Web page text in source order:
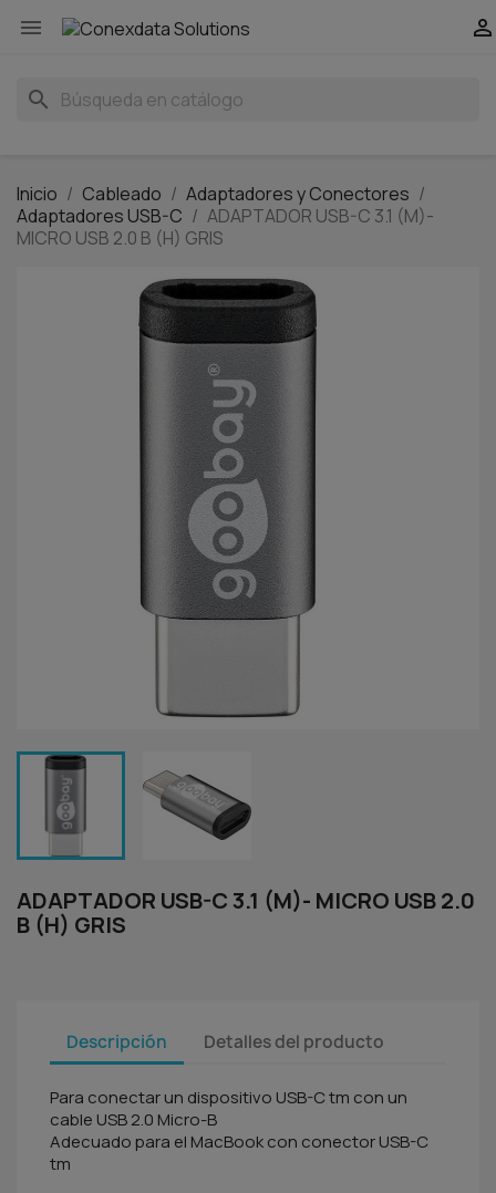
 
search
Inicio Cableado
Adaptadores y Conectores
Adaptadores USB-C
ADAPTADOR USB-C 3.1 (M)-
MICRO USB 2.0 B (H) GRIS
ADAPTADOR USB-C 3.1 (M)- MICRO USB 2.0
B (H) GRIS
Descripción Detalles del producto
Para conectar un dispositivo USB-C tm con un
cable USB 2.0 Micro-B
Adecuado para el MacBook con conector USB-C
tm